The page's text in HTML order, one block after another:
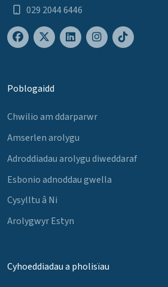
029 2044 6446
Poblogaidd
Chwilio am ddarparwr
Amserlen arolygu
Adroddiadau arolygu diweddaraf
Esbonio adnoddau gwella
Cysylltu â Ni
Arolygwyr Estyn
Cyhoeddiadau a pholisïau